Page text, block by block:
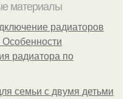
материалы
радиаторов
Особенности
радиатора по
семьи с двумя детьми